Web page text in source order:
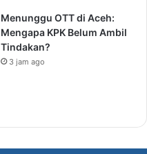
Menunggu OTT di Aceh:
Mengapa KPK Belum Ambil
Tindakan?
3 jam ago